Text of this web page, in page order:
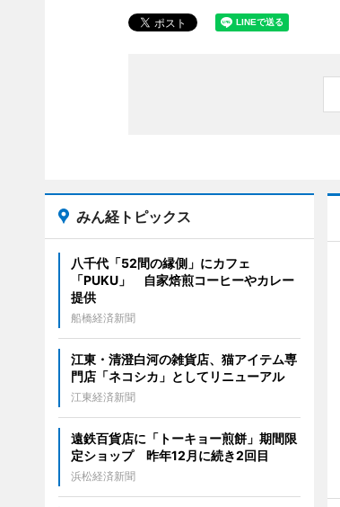
みん経トピックス
八千代「52間の縁側」にカフェ
「PUKU」 自家焙煎コーヒーやカレー
提供
船橋経済新聞
江東・清澄白河の雑貨店、猫アイテム専
門店「ネコシカ」としてリニューアル
江東経済新聞
遠鉄百貨店に「トーキョー煎餅」期間限
定ショップ 昨年12月に続き2回目
浜松経済新聞